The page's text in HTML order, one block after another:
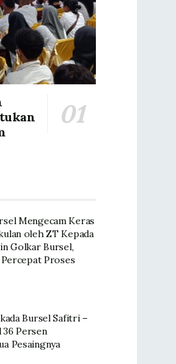
Mengecam Keras
oleh ZT Kepada
Golkar Bursel,
Proses
Bursel Safitri –
Persen
Pesaingnya